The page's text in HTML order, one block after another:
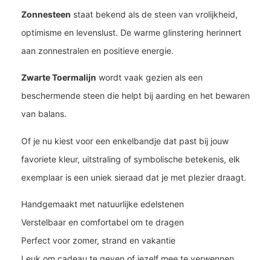
Zonnesteen staat bekend als de steen van vrolijkheid,
optimisme en levenslust. De warme glinstering herinnert
aan zonnestralen en positieve energie.
Zwarte Toermalijn wordt vaak gezien als een
beschermende steen die helpt bij aarding en het bewaren
van balans.
Of je nu kiest voor een enkelbandje dat past bij jouw
favoriete kleur, uitstraling of symbolische betekenis, elk
exemplaar is een uniek sieraad dat je met plezier draagt.
Handgemaakt met natuurlijke edelstenen
Verstelbaar en comfortabel om te dragen
Perfect voor zomer, strand en vakantie